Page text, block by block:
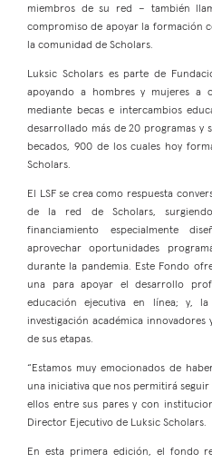
miembros de su red – también
compromiso de apoyar la formación
la comunidad de Scholars.
Luksic Scholars es parte de
apoyando a hombres y mujeres a
mediante becas e intercambios
desarrollado más de 20 programas y
becados, 900 de los cuales hoy
Scholars.
El LSF se crea como respuesta
de la red de Scholars,
financiamiento especialmente
aprovechar oportunidades
durante la pandemia. Este Fondo
una para apoyar el desarrollo
educación ejecutiva en línea; y,
investigación académica innovadores
de sus etapas.
“Estamos muy emocionados de
una iniciativa que nos permitirá
ellos entre sus pares y con
Director Ejecutivo de Luksic Scholars.
En esta primera edición, el fondo